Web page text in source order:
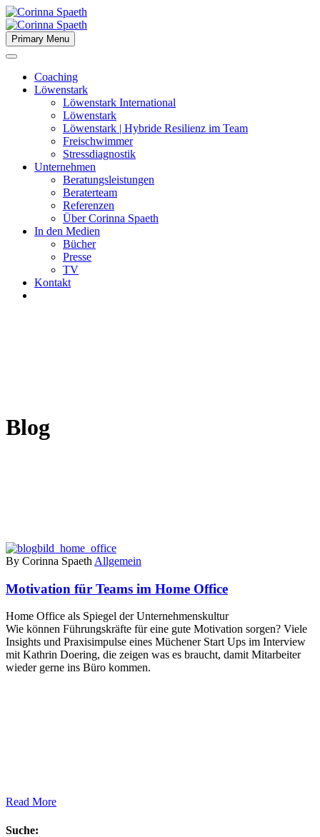
Primary Menu
Coaching
Löwenstark
Löwenstark International
Löwenstark
Löwenstark | Hybride Resilienz im Team
Freischwimmer
Stressdiagnostik
Unternehmen
Beratungsleistungen
Beraterteam
Referenzen
Über Corinna Spaeth
In den Medien
Bücher
Presse
TV
Kontakt
Blog
By Corinna Spaeth Allgemein
Motivation für Teams im Home Office
Home Office als Spiegel der Unternehmenskultur
Wie können Führungskräfte für eine gute Motivation sorgen? Viele
Insights und Praxisimpulse eines Müchener Start Ups im Interview
mit Kathrin Doering, die zeigen was es braucht, damit Mitarbeiter
wieder gerne ins Büro kommen.
Read More
Suche: